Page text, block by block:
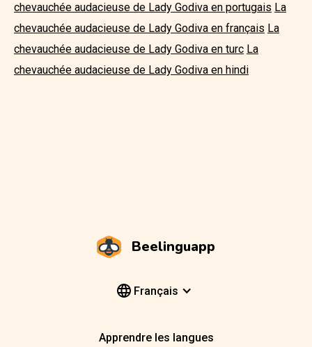
chevauchée audacieuse de Lady Godiva en portugais La
chevauchée audacieuse de Lady Godiva en français La
chevauchée audacieuse de Lady Godiva en turc La
chevauchée audacieuse de Lady Godiva en hindi
Beelinguapp
Français
Apprendre les langues